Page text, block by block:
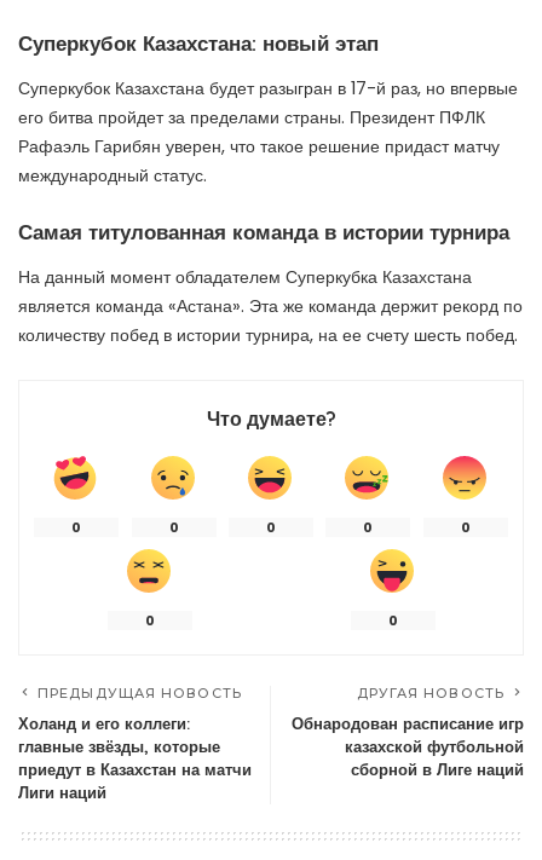
Суперкубок Казахстана: новый этап
Суперкубок Казахстана будет разыгран в 17-й раз, но впервые
его битва пройдет за пределами страны. Президент ПФЛК
Рафаэль Гарибян уверен, что такое решение придаст матчу
международный статус.
Самая титулованная команда в истории турнира
На данный момент обладателем Суперкубка Казахстана
является команда «Астана». Эта же команда держит рекорд по
количеству побед в истории турнира, на ее счету шесть побед.
Что думаете?
0 0 0 0 0
0 0
ПРЕДЫДУЩАЯ НОВОСТЬ
Холанд и его коллеги:
главные звёзды, которые
приедут в Казахстан на матчи
Лиги наций
ДРУГАЯ НОВОСТЬ
Обнародован расписание игр
казахской футбольной
сборной в Лиге наций